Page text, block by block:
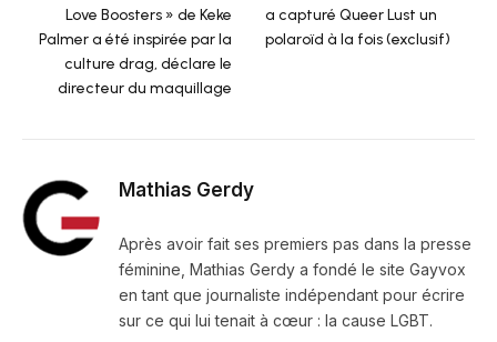
Love Boosters » de Keke
Palmer a été inspirée par la
culture drag, déclare le
directeur du maquillage
a capturé Queer Lust un
polaroïd à la fois (exclusif)
Mathias Gerdy
Après avoir fait ses premiers pas dans la presse
féminine, Mathias Gerdy a fondé le site Gayvox
en tant que journaliste indépendant pour écrire
sur ce qui lui tenait à cœur : la cause LGBT.